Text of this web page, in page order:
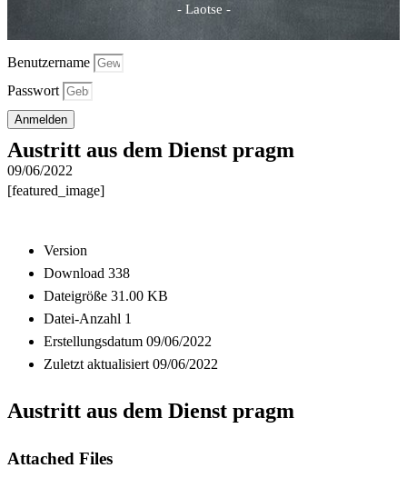
- Laotse -
Benutzername
Passwort
Anmelden
Austritt aus dem Dienst pragm
09/06/2022
[featured_image]
Version
Download 338
Dateigröße 31.00 KB
Datei-Anzahl 1
Erstellungsdatum 09/06/2022
Zuletzt aktualisiert 09/06/2022
Austritt aus dem Dienst pragm
Attached Files